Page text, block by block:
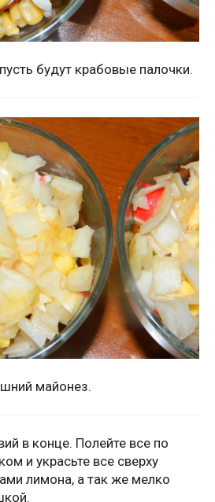
будут крабовые палочки.
майонез.
в конце. Полейте все по
и украсьте все сверху
лимона, а так же мелко